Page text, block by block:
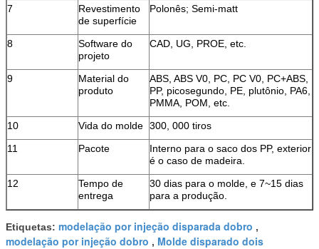
7
Revestimento
de superfície
Polonês; Semi-matt
8
Software do
projeto
CAD, UG, PROE, etc.
9
Material do
produto
ABS, ABS V0, PC, PC V0, PC+ABS,
PP, picosegundo, PE, plutônio, PA6,
PMMA, POM, etc.
10
Vida do molde 300, 000 tiros
11
Pacote
Interno para o saco dos PP, exterior
é o caso de madeira.
12
Tempo de
entrega
30 dias para o molde, e 7~15 dias
para a produção.
Etiquetas: modelação por injeção disparada dobro ,
modelação por injeção dobro , Molde disparado dois